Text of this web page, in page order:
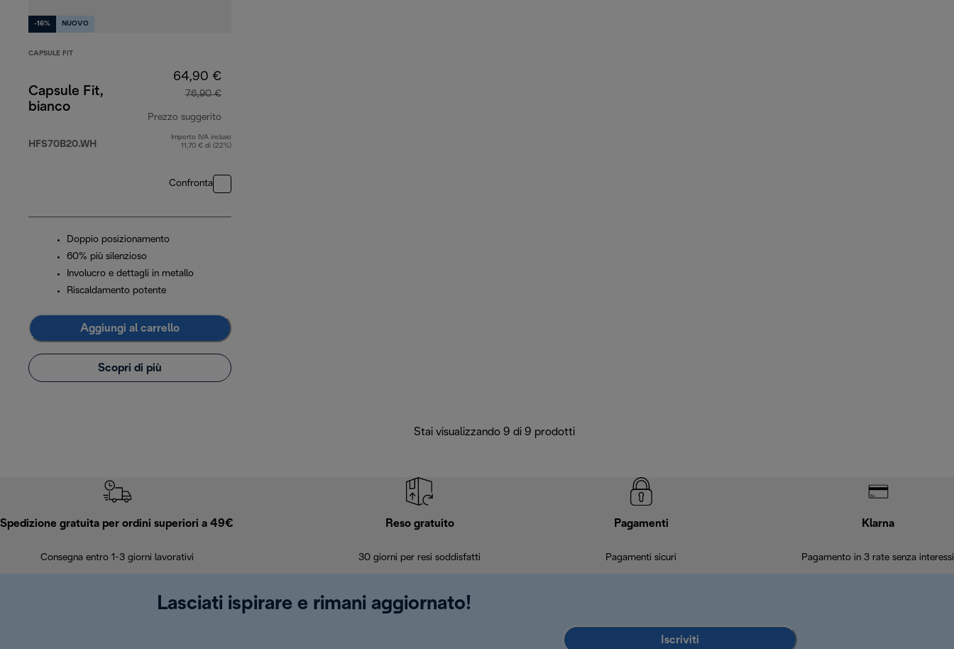
-16% NUOVO
CAPSULE FIT
Capsule Fit,
bianco
HFS70B20.WH
64,90 €
76,90 €
Prezzo suggerito
prezzo originale 76,90 €
Importo IVA incluso
11,70 € di (22%)
Confronta
Doppio posizionamento
60% più silenzioso
Involucro e dettagli in metallo
Riscaldamento potente
Aggiungi al carrello
Scopri di più
Stai visualizzando 9 di 9 prodotti
Spedizione gratuita per ordini superiori a 49€
Consegna entro 1-3 giorni lavorativi
Reso gratuito
30 giorni per resi soddisfatti
Pagamenti
Pagamenti sicuri
Klarna
Pagamento in 3 rate senza interessi
Lasciati ispirare e rimani aggiornato!
Iscriviti